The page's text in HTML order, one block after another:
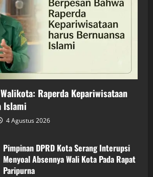
Raperda Kepariwisataan
Islami
4 Agustus 2026
Pimpinan DPRD Kota Serang Interupsi
Menyoal Absennya Wali Kota Pada Rapat
Paripurna